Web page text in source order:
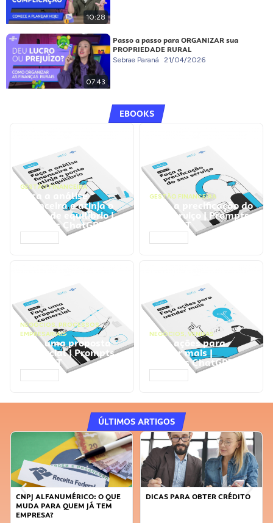
10:28
07:43
Passo a passo para ORGANIZAR sua
PROPRIEDADE RURAL
Sebrae Paraná 21/04/2026
EBOOKS
GESTÃO FINANCEIRA
Faça a análise
financeira e atinja o
ponto de equilíbrio |
Prompts ChatGPT
GESTÃO FINANCEIRA
Faça a precificação do
seu serviço | Prompts
ChatGPT
NEGÓCIOS, PROCESSOS
EMPRESARIAIS
Faça uma proposta
comercial | Prompts
ChatGPT
NEGÓCIOS, VENDAS
Faça ações para
vender mais |
Prompts ChatGPT
ÚLTIMOS ARTIGOS
CNPJ ALFANUMÉRICO: O QUE
MUDA PARA QUEM JÁ TEM
EMPRESA?
DICAS PARA OBTER CRÉDITO